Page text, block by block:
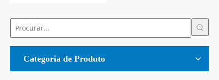
Categoria de Produto